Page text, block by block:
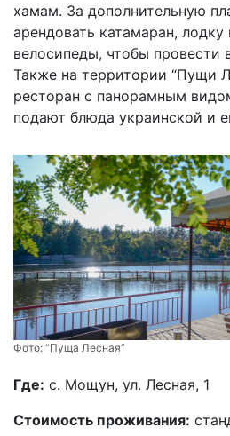
хамам. За дополнительную
арендовать катамаран, лодку
велосипеды, чтобы провести
Также на территории “Пущи
ресторан с панорамным
подают блюда украинской и
Фото: “Пуща Лесная”
Где: с. Мощун, ул. Лесная, 1
Стоимость проживания: